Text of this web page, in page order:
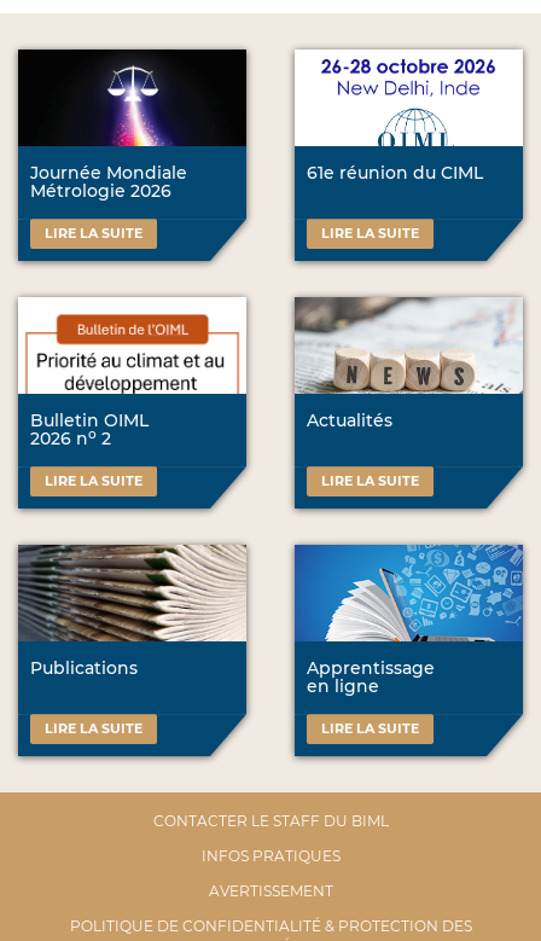
Journée Mondiale
Métrologie 2026
LIRE LA SUITE
61e réunion du CIML
LIRE LA SUITE
Bulletin OIML
2026 no 2
LIRE LA SUITE
Actualités
LIRE LA SUITE
Publications
LIRE LA SUITE
Apprentissage
en ligne
LIRE LA SUITE
CONTACTER LE STAFF DU BIML
INFOS PRATIQUES
AVERTISSEMENT
POLITIQUE DE CONFIDENTIALITÉ & PROTECTION DES